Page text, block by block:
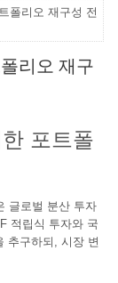
폴리오 재구성 전
리오 재구
포트폴
글로벌 분산 투자
적립식 투자와 국
추구하되, 시장 변